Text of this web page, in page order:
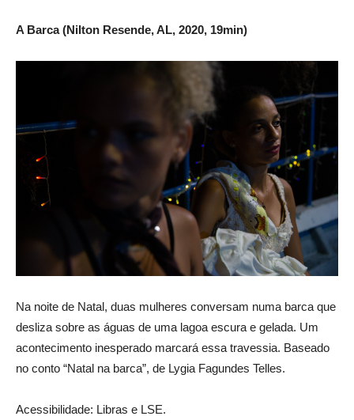
A Barca (Nilton Resende, AL, 2020, 19min)
Na noite de Natal, duas mulheres conversam numa barca que
desliza sobre as águas de uma lagoa escura e gelada. Um
acontecimento inesperado marcará essa travessia. Baseado
no conto “Natal na barca”, de Lygia Fagundes Telles.
Acessibilidade: Libras e LSE.